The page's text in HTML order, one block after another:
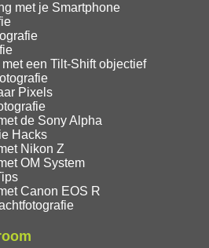
met je Smartphone
een Tilt-Shift objectief
Pixels
de Sony Alpha
Hacks
Nikon Z
OM System
Canon EOS R